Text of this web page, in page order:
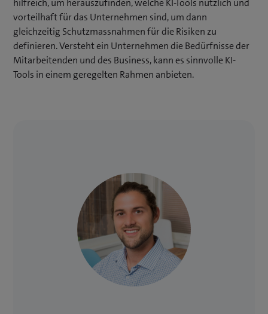
hilfreich, um herauszufinden, welche KI-Tools nützlich und
vorteilhaft für das Unternehmen sind, um dann
gleichzeitig Schutzmassnahmen für die Risiken zu
definieren. Versteht ein Unternehmen die Bedürfnisse der
Mitarbeitenden und des Business, kann es sinnvolle KI-
Tools in einem geregelten Rahmen anbieten.